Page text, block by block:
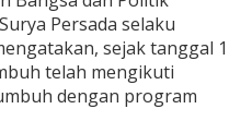
Persada selaku
sejak tanggal 1
telah mengikuti
dengan program